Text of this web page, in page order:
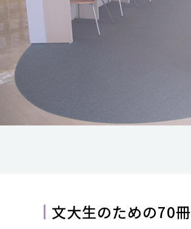
文大生のための70冊